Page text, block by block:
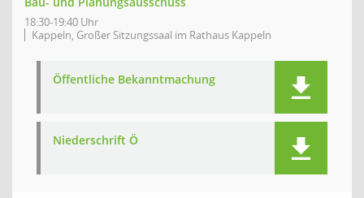
18:30-19:40 Uhr
Kappeln, Großer Sitzungssaal im Rathaus Kappeln
Öffentliche Bekanntmachung
Niederschrift Ö